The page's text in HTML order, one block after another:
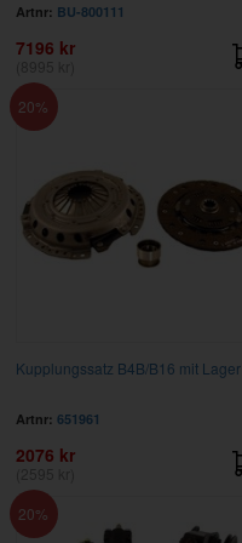
Artnr: BU-800111
7196 kr
20
Kupplungssatz B4B/B16 mit Lager
Artnr: 651961
2076 kr
20